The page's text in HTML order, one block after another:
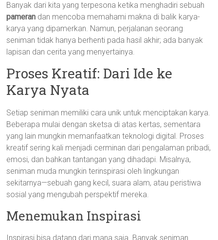
Banyak dari kita yang terpesona ketika menghadiri sebuah
pameran dan mencoba memahami makna di balik karya-
karya yang dipamerkan. Namun, perjalanan seorang
seniman tidak hanya berhenti pada hasil akhir; ada banyak
lapisan dan cerita yang menyertainya.
Proses Kreatif: Dari Ide ke
Karya Nyata
Setiap seniman memiliki cara unik untuk menciptakan karya.
Beberapa mulai dengan sketsa di atas kertas, sementara
yang lain mungkin memanfaatkan teknologi digital. Proses
kreatif sering kali menjadi cerminan dari pengalaman pribadi,
emosi, dan bahkan tantangan yang dihadapi. Misalnya,
seniman muda mungkin terinspirasi oleh lingkungan
sekitarnya—sebuah gang kecil, suara alam, atau peristiwa
sosial yang mengubah perspektif mereka.
Menemukan Inspirasi
Inspirasi bisa datang dari mana saja. Banyak seniman